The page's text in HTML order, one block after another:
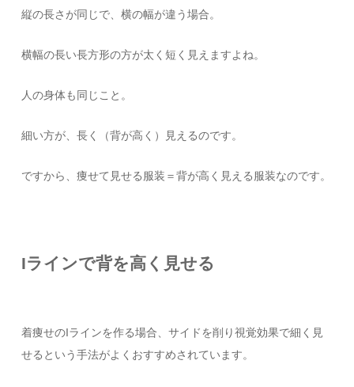
縦の長さが同じで、横の幅が違う場合。
横幅の長い長方形の方が太く短く見えますよね。
人の身体も同じこと。
細い方が、長く（背が高く）見えるのです。
ですから、痩せて見せる服装＝背が高く見える服装なのです。
Iラインで背を高く見せる
着痩せのIラインを作る場合、サイドを削り視覚効果で細く見
せるという手法がよくおすすめされています。